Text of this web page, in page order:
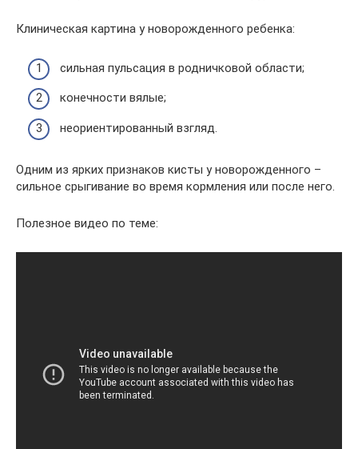
Клиническая картина у новорожденного ребенка:
сильная пульсация в родничковой области;
конечности вялые;
неориентированный взгляд.
Одним из ярких признаков кисты у новорожденного –
сильное срыгивание во время кормления или после него.
Полезное видео по теме: